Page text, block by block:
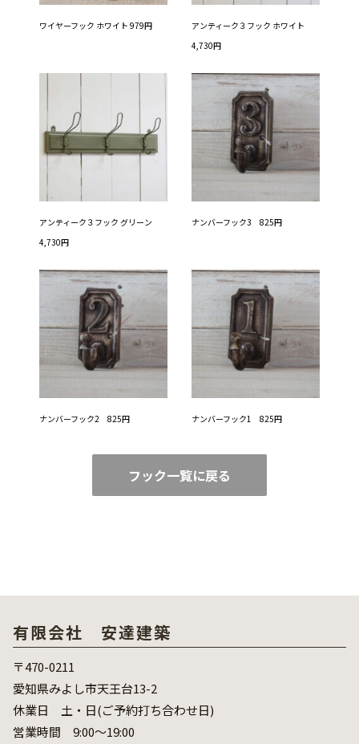
ワイヤーフック ホワイト 979円
アンティーク３フック ホワイト
4,730円
アンティーク３フック グリーン
4,730円
ナンバーフック3 825円
ナンバーフック2 825円 ナンバーフック1 825円
フック一覧に戻る
有限会社 安達建築
〒470-0211
愛知県みよし市天王台13-2
休業日 土・日(ご予約打ち合わせ日)
営業時間 9:00～19:00